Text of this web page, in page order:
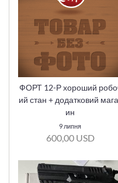
ФОРТ 12-Р хороший
ий стан + додатковий
ин
9 липня
600,00 USD